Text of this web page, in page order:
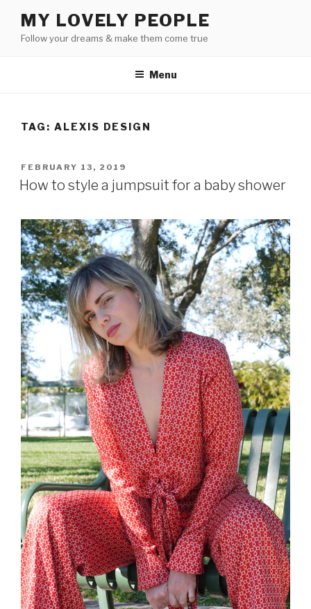
content
MY LOVELY PEOPLE
Follow your dreams & make them come true
Menu
TAG: ALEXIS DESIGN
POSTED
ON
FEBRUARY 13, 2019
How to style a jumpsuit for a baby shower